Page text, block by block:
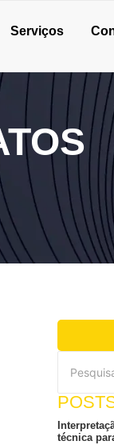
Serviços
técnica